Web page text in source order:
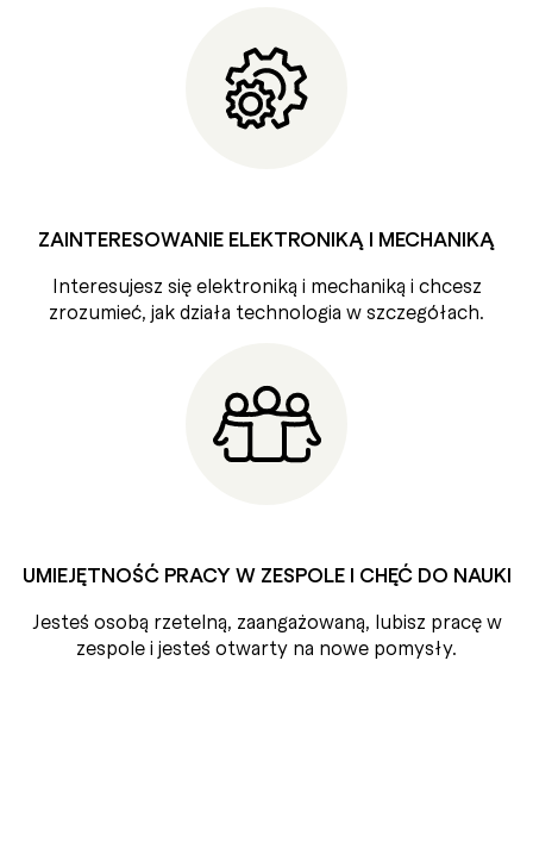
ZAINTERESOWANIE ELEKTRONIKĄ I MECHANIKĄ
Interesujesz się elektroniką i mechaniką i chcesz
zrozumieć, jak działa technologia w szczegółach.
UMIEJĘTNOŚĆ PRACY W ZESPOLE I CHĘĆ DO NAUKI
Jesteś osobą rzetelną, zaangażowaną, lubisz pracę w
zespole i jesteś otwarty na nowe pomysły.